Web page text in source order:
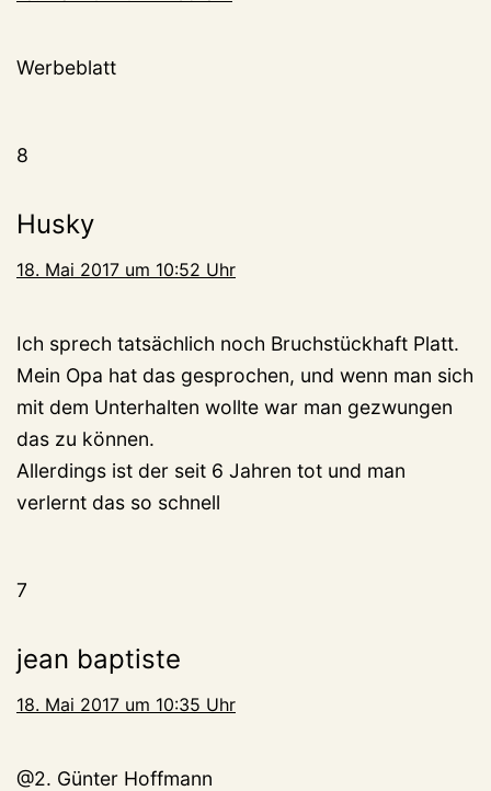
Werbeblatt
8
Husky
18. Mai 2017 um 10:52 Uhr
Ich sprech tatsächlich noch Bruchstückhaft Platt.
Mein Opa hat das gesprochen, und wenn man sich
mit dem Unterhalten wollte war man gezwungen
das zu können.
Allerdings ist der seit 6 Jahren tot und man
verlernt das so schnell
7
jean baptiste
18. Mai 2017 um 10:35 Uhr
@2. Günter Hoffmann